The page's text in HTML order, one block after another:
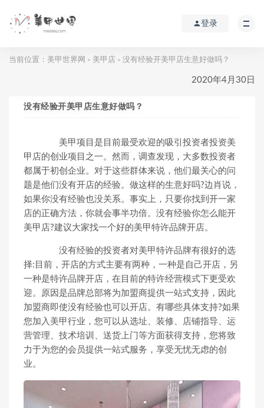
登录
当前位置： 美甲世界网 > 美甲店 > 没有经验开美甲店生意好做吗？
2020年4月30日
没有经验开美甲店生意好做吗？
美甲项目是目前最受欢迎的吸引投资者投资美
甲店的创业项目之一。然而，调查发现，大多数投资者
都属于初创企业。对于这些群体来说，他们最关心的问
题是他们没有开店的经验。做这样的生意好吗?边肖说，
如果你没有经验也没关系。事实上，只要你找到开一家
店的正确方法，你就会事半功倍。没有经验你怎么能开
美甲店?建议大家找一个好的美甲特许品牌开店。
没有经验的投资者对美甲特许品牌有很好的选
择:目前，开店的方式主要有两种，一种是自己开店，另
一种是特许品牌开店，在目前的特许经营模式下更受欢
迎。原因是品牌总部将为加盟商提供一站式支持，因此
加盟商即使没有经验也可以开店。有哪些具体支持?如果
您加入美甲行业，您可以从选址、装修、店铺指导、运
营管理、技术培训、送货上门等方面获得支持，您将致
力于为您的会员提供一站式服务，享受无忧无虑的创
业。